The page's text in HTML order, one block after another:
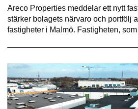
Areco Properties meddelar ett nytt
stärker bolagets närvaro och portfölj
fastigheter i Malmö. Fastigheten,